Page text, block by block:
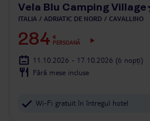
Vela Blu Camping Village
ITALIA ADRIATIC DE NORD CAVALLINO
284 €
PERSOANĂ
11.10.2026 - 17.10.2026 (6 nopți)
Fără mese incluse
Wi-Fi gratuit în întregul hotel